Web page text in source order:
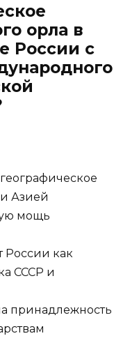
орла в
России с
Азией
мощь
России как
СССР и
принадлежность